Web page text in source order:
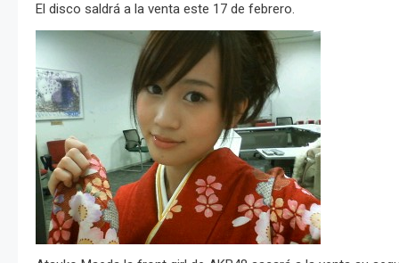
El disco saldrá a la venta este 17 de febrero.